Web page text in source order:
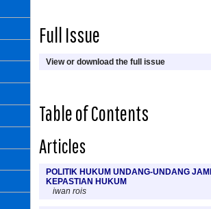
Full Issue
View or download the full issue
Table of Contents
Articles
POLITIK HUKUM UNDANG-UNDANG
KEPASTIAN HUKUM
iwan rois